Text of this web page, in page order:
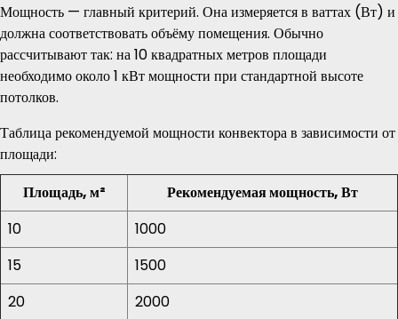
Мощность — главный критерий. Она измеряется в ваттах (Вт) и
должна соответствовать объёму помещения. Обычно
рассчитывают так: на 10 квадратных метров площади
необходимо около 1 кВт мощности при стандартной высоте
потолков.
Таблица рекомендуемой мощности конвектора в зависимости от
площади:
Площадь, м²
Рекомендуемая мощность, Вт
10
1000
15
1500
20
2000